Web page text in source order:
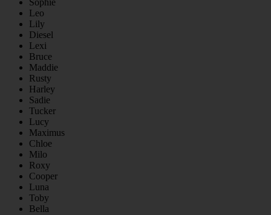
Sophie
Leo
Lily
Diesel
Lexi
Bruce
Maddie
Rusty
Harley
Sadie
Tucker
Lucy
Maximus
Chloe
Milo
Roxy
Cooper
Luna
Toby
Bella